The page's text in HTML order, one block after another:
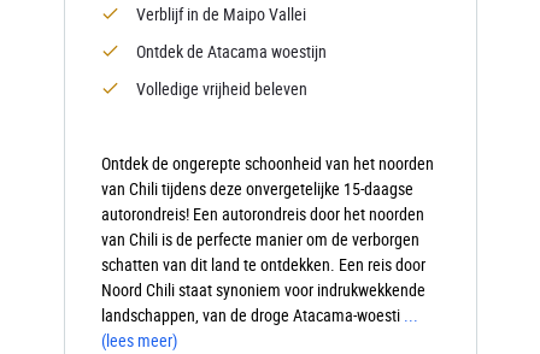
Verblijf in de Maipo Vallei
Ontdek de Atacama woestijn
Volledige vrijheid beleven
Ontdek de ongerepte schoonheid van het noorden
van Chili tijdens deze onvergetelijke 15-daagse
autorondreis! Een autorondreis door het noorden
van Chili is de perfecte manier om de verborgen
schatten van dit land te ontdekken. Een reis door
Noord Chili staat synoniem voor indrukwekkende
landschappen, van de droge Atacama-woesti ...
(lees meer)